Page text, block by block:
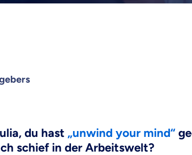
du hast „unwind your mind“
schief in der Arbeitswelt?